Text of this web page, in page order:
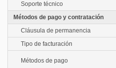
Soporte técnico
Métodos de pago y contratación
Cláusula de permanencia
Tipo de facturación
Métodos de pago